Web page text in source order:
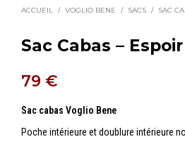
ACCUEIL / VOGLIO BENE / SACS / SAC
Sac Cabas – Espoir
79 €
Sac cabas Voglio Bene
Poche intérieure et doublure intérieure